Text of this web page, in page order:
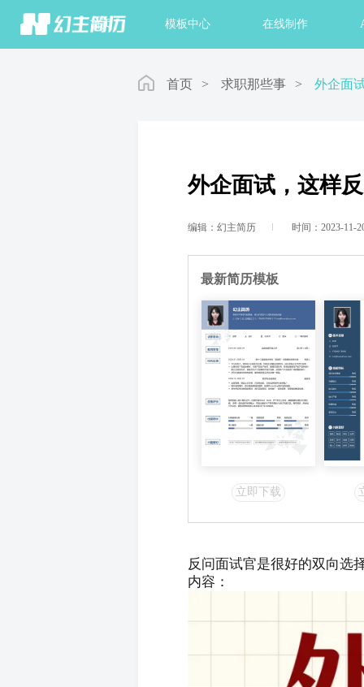
首页 模板中心 在线制作
首页 > 求职那些事 > 外企面
外企面试，这样
编辑：幻主简历 时间：2023-11-
最新简历模板
立即下载
反问面试官是很好的双向选
内容：